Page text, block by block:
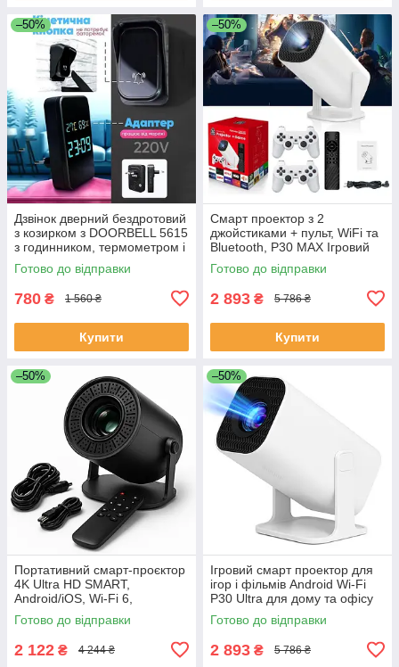
–50%
Дзвінок дверний бездротовий
з козирком з DOORBELL 5615
з годинником, термометром і
показником вологості RA-32
Готово до відправки
780 ₴ 1 560 ₴
Купити
–50%
Смарт проектор з 2
джойстиками + пульт, WiFi та
Bluetooth, Р30 МАХ Ігровий
проектор для дому приставка
UX-20
Готово до відправки
2 893 ₴ 5 786 ₴
Купити
–50%
Портативний смарт-проєктор
4K Ultra HD SMART,
Android/iOS, Wi-Fi 6,
Bluetooth, HDMI, домашній
кінотеатр JU-56
Готово до відправки
2 122 ₴ 4 244 ₴
–50%
Ігровий смарт проектор для
ігор і фільмів Android Wi-Fi
P30 Ultra для дому та офісу
домашній кінотеатр SC-76
Готово до відправки
2 893 ₴ 5 786 ₴